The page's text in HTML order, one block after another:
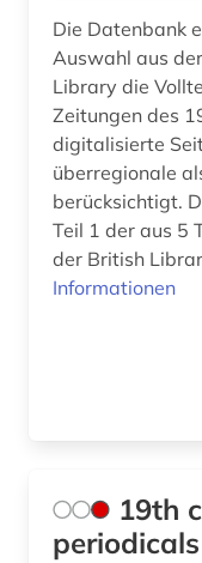
benediktinerkloster sankt salvator und
bonifatius (1)
benin (1)
benjamin (1)
bericht (2)
Die Datenbank
Auswahl aus
Library die
Zeitungen des
digitalisierte
überregionale
berücksichtigt.
Teil 1 der aus 5
der British
Informationen
19th
periodicals